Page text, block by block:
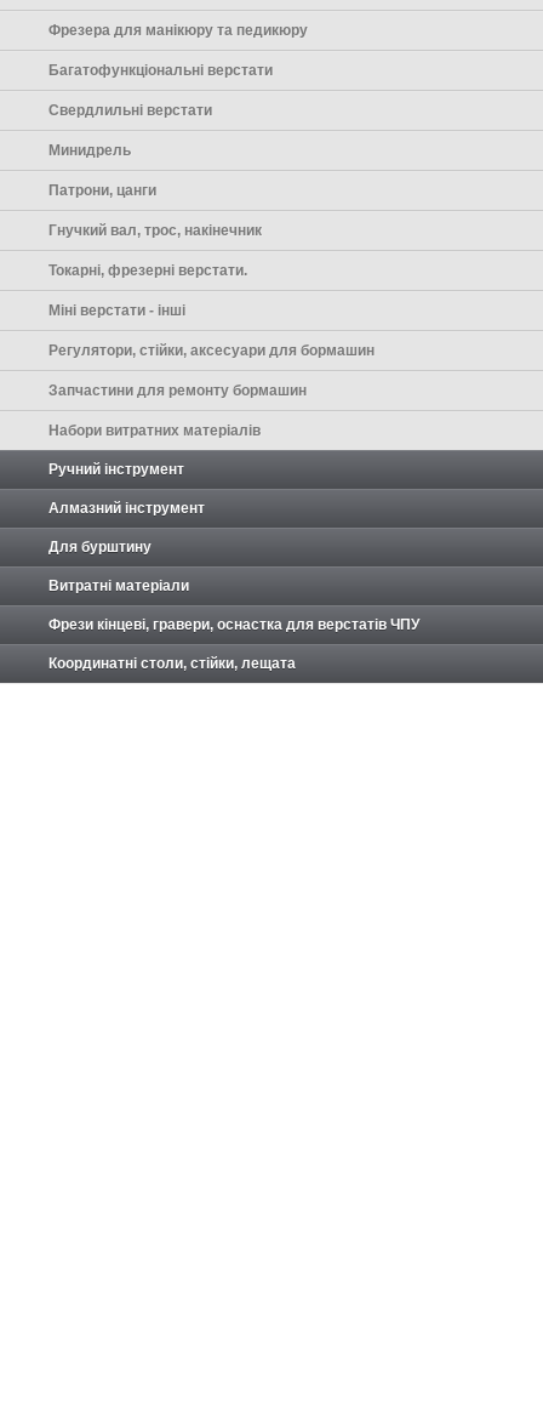
Фрезера для манікюру та педикюру
Багатофункціональні верстати
Свердлильні верстати
Минидрель
Патрони, цанги
Гнучкий вал, трос, накінечник
Токарні, фрезерні верстати.
Міні верстати - інші
Регулятори, стійки, аксесуари для бормашин
Запчастини для ремонту бормашин
Набори витратних матеріалів
Ручний інструмент
Алмазний інструмент
Для бурштину
Витратні матеріали
Фрези кінцеві, гравери, оснастка для верстатів ЧПУ
Координатні столи, стійки, лещата